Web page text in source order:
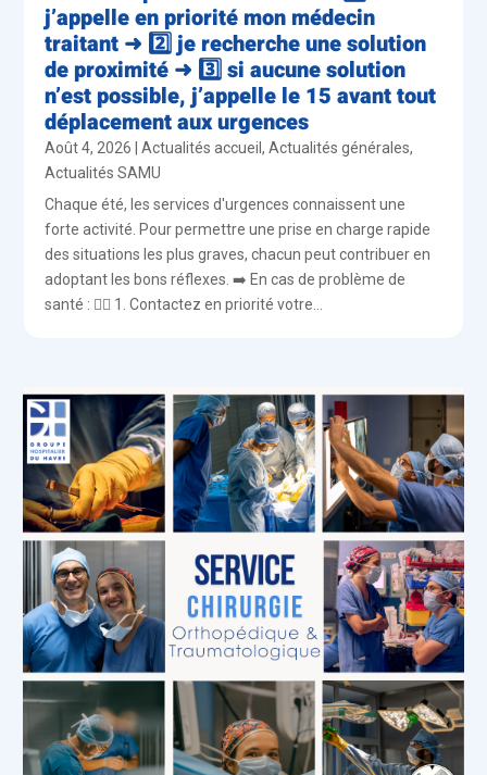
j’appelle en priorité mon médecin
traitant ➜ 2️⃣ je recherche une solution
de proximité ➜ 3️⃣ si aucune solution
n’est possible, j’appelle le 15 avant tout
déplacement aux urgences
Août 4, 2026 |Actualités accueil,Actualités générales,
Actualités SAMU
Chaque été, les services d'urgences connaissent une
forte activité. Pour permettre une prise en charge rapide
des situations les plus graves, chacun peut contribuer en
adoptant les bons réflexes. ➡️ En cas de problème de
santé : 👨‍⚕️ 1. Contactez en priorité votre...